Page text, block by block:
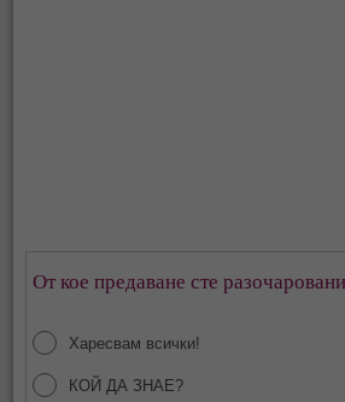
От кое предаване сте
Харесвам всички!
КОЙ ДА ЗНАЕ?